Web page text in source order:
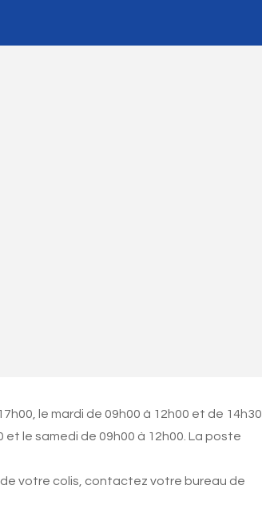
le mardi de 09h00 à 12h00 et de 14h30
et le samedi de 09h00 à 12h00. La poste
votre colis, contactez votre bureau de